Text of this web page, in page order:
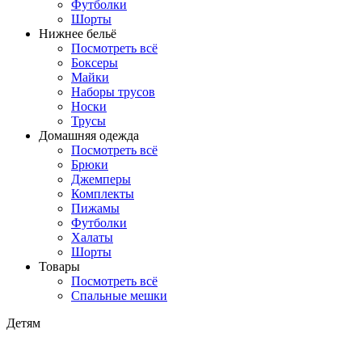
Футболки
Шорты
Нижнее бельё
Посмотреть всё
Боксеры
Майки
Наборы трусов
Носки
Трусы
Домашняя одежда
Посмотреть всё
Брюки
Джемперы
Комплекты
Пижамы
Футболки
Халаты
Шорты
Товары
Посмотреть всё
Спальные мешки
Детям